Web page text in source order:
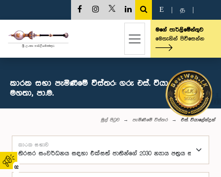
02
E த
මගේ පාර්ලිමේන්තුව
මෙතැනින් පිවිසෙන්න
කාරක සභා පැමිණීමේ විස්තර: ගරු එස්. වියාලේන්ද්‍රන්
මහතා, පා.ම.
මුල් පිටුව පැමිණීමේ විස්තර එස්. වියාලේන්ද්‍රන්
කාරක සභාව